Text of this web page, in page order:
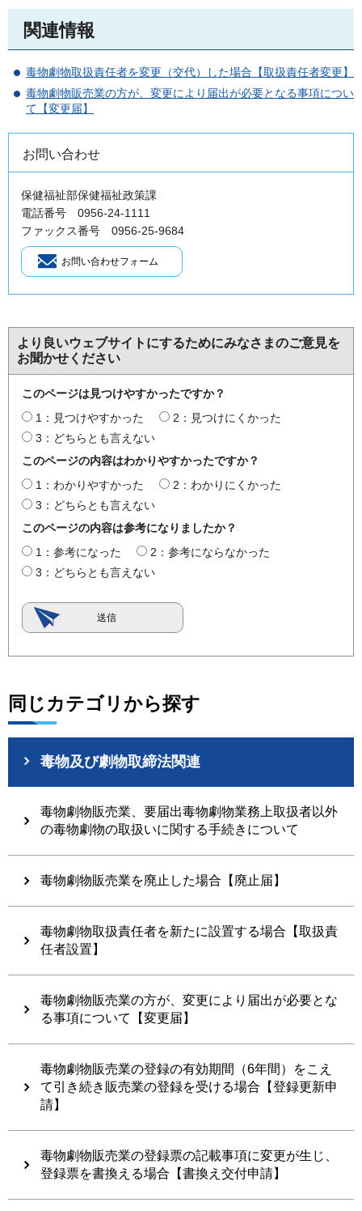
関連情報
毒物劇物取扱責任者を変更（交代）した場合【取扱責任者変更】
毒物劇物販売業の方が、変更により届出が必要となる事項につい
て【変更届】
お問い合わせ
保健福祉部保健福祉政策課
電話番号 0956-24-1111
ファックス番号 0956-25-9684
より良いウェブサイトにするためにみなさまのご意見を
お聞かせください
このページは見つけやすかったですか？
1：見つけやすかった
2：見つけにくかった
3：どちらとも言えない
このページの内容はわかりやすかったですか？
1：わかりやすかった
2：わかりにくかった
3：どちらとも言えない
このページの内容は参考になりましたか？
1：参考になった
2：参考にならなかった
3：どちらとも言えない
同じカテゴリから探す
毒物及び劇物取締法関連
毒物劇物販売業、要届出毒物劇物業務上取扱者以外
の毒物劇物の取扱いに関する手続きについて
毒物劇物販売業を廃止した場合【廃止届】
毒物劇物取扱責任者を新たに設置する場合【取扱責
任者設置】
毒物劇物販売業の方が、変更により届出が必要とな
る事項について【変更届】
毒物劇物販売業の登録の有効期間（6年間）をこえ
て引き続き販売業の登録を受ける場合【登録更新申
請】
毒物劇物販売業の登録票の記載事項に変更が生じ、
登録票を書換える場合【書換え交付申請】